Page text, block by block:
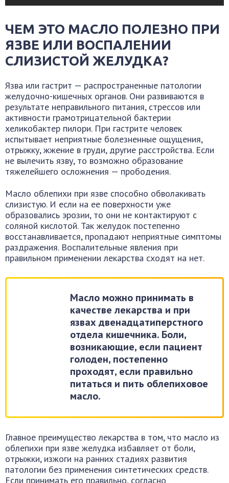
ЧЕМ ЭТО МАСЛО ПОЛЕЗНО ПРИ
ЯЗВЕ ИЛИ ВОСПАЛЕНИИ
СЛИЗИСТОЙ ЖЕЛУДКА?
Язва или гастрит — распространенные патологии
желудочно-кишечных органов. Они развиваются в
результате неправильного питания, стрессов или
активности грамотрицательной бактерии
хеликобактер пилори. При гастрите человек
испытывает неприятные болезненные ощущения,
отрыжку, жжение в груди, другие расстройства. Если
не вылечить язву, то возможно образование
тяжелейшего осложнения — прободения.
Масло облепихи при язве способно обволакивать
слизистую. И если на ее поверхности уже
образовались эрозии, то они не контактируют с
соляной кислотой. Так желудок постепенно
восстанавливается, пропадают неприятные симптомы
раздражения. Воспалительные явления при
правильном применении лекарства сходят на нет.
Масло можно принимать в
качестве лекарства и при
язвах двенадцатиперстного
отдела кишечника. Боли,
возникающие, если пациент
голоден, постепенно
проходят, если правильно
питаться и пить облепиховое
масло.
Главное преимущество лекарства в том, что масло из
облепихи при язве желудка избавляет от боли,
отрыжки, изжоги на ранних стадиях развития
патологии без применения синтетических средств.
Если принимать его правильно, согласно